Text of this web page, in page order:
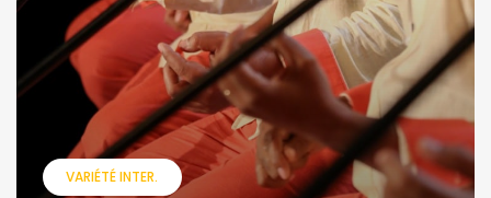
VARIÉTÉ INTER.